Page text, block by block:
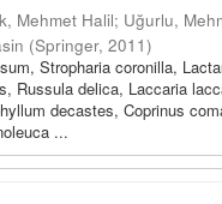
Mehmet Halil; Uğurlu,
(Springer, 2011)
Stropharia coronilla,
Russula delica, Laccaria
decastes, Coprinus
...